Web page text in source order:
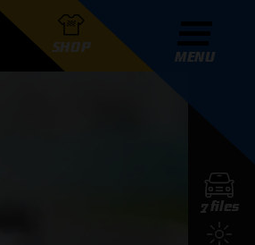
SHOP
MENU
7 files